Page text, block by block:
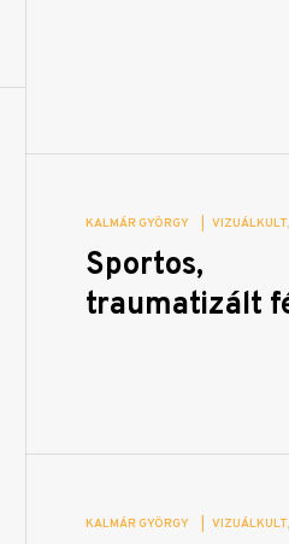
KALMÁR GYÖRGY VIZUÁLKULT
Sportos,
traumatizált
KALMÁR GYÖRGY VIZUÁLKULT